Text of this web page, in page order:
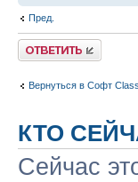
Пред.
Ответить
Вернуться в Софт
КТО
Сейчас